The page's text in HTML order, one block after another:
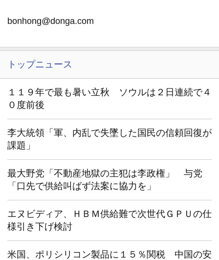
bonhong@donga.com
トップニュース
１１９年で最も暑い立秋 ソウルは２日連続で４
０度前後
李大統領「軍、内乱で失墜した国民の信頼回復が
課題」
最大野党「不動産地獄の主犯は李政権」 与党
「口先で供給叫ばず法案に協力を」
エヌビディア、ＨＢＭ供給難で次世代ＧＰＵの仕
様引き下げ検討
米国、ポリシリコン製品に１５％関税 中国の安